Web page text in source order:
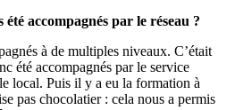
accompagnés par le réseau ?
à de multiples niveaux. C’était
été accompagnés par le service
local. Puis il y a eu la formation à
pas chocolatier : cela nous a permis